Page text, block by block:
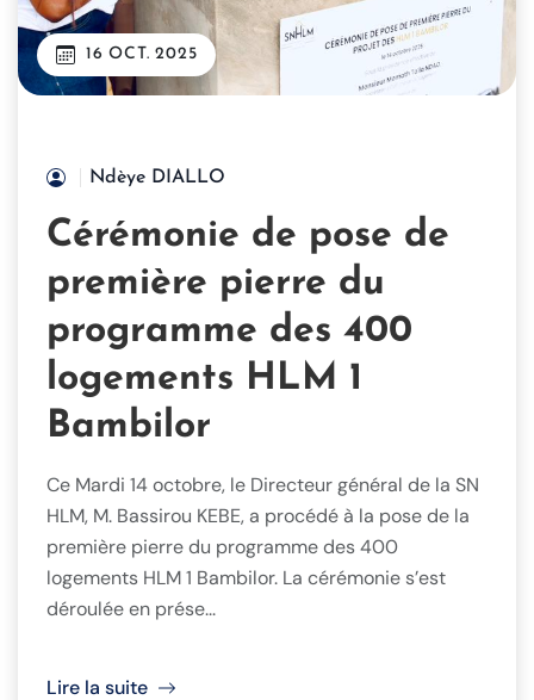
16 OCT. 2025
Ndèye DIALLO
Cérémonie de pose de
première pierre du
programme des 400
logements HLM 1
Bambilor
Ce Mardi 14 octobre, le Directeur général de la SN
HLM, M. Bassirou KEBE, a procédé à la pose de la
première pierre du programme des 400
logements HLM 1 Bambilor. La cérémonie s’est
déroulée en prése...
Lire la suite